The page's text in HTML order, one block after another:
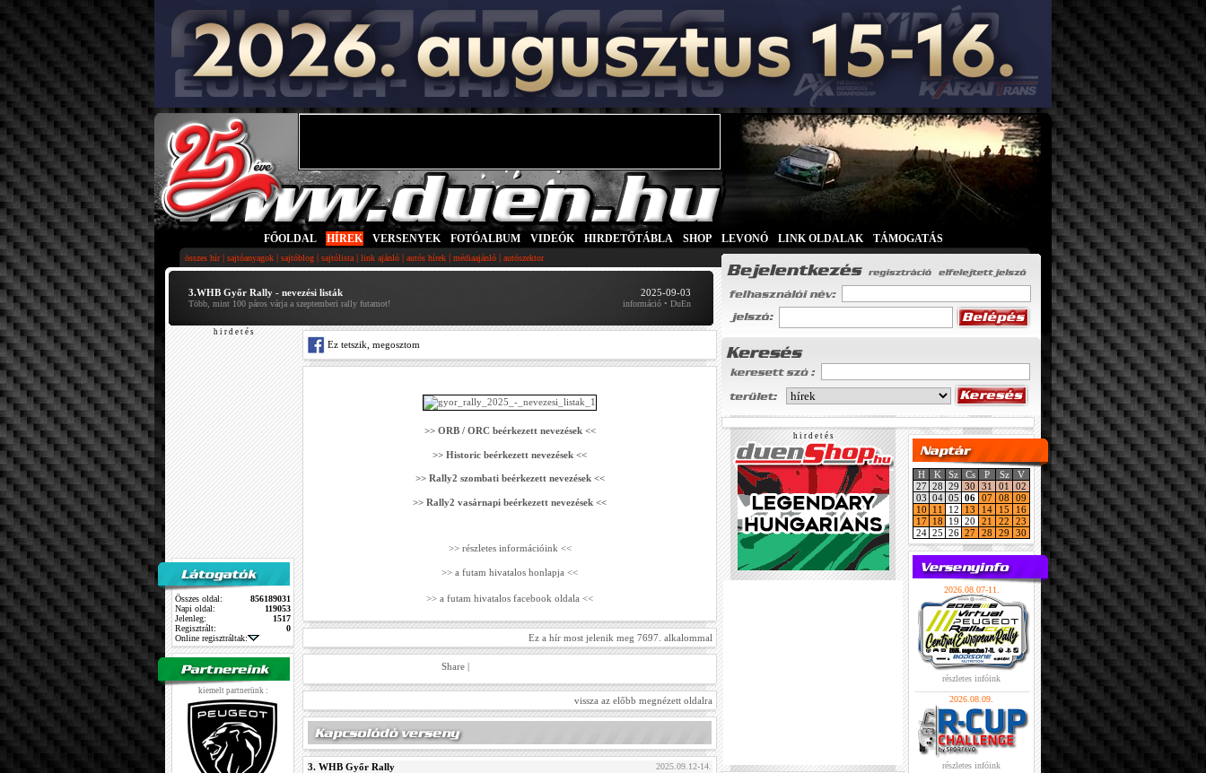
FŐOLDAL HÍREK VERSENYEK FOTÓALBUM VIDEÓK HIRDETŐTÁBLA SHOP LEVONÓ LINK OLDALAK TÁMOGATÁS
összes hír| sajtóanyagok | sajtóblog | sajtólista | link ajánló | autós hírek | médiaajánló | autószektor
3.WHB Győr Rally - nevezési listák
Több, mint 100 páros várja a szeptemberi rally futamot!
2025-09-03
információ • DuEn
h i r d e t é s
Összes oldal:
856189031
Napi oldal:
119053
Jelenleg:
1517
Regisztrált:
0
Online regisztráltak:
kiemelt partnerünk :
Ez tetszik, megosztom
>> ORB / ORC beérkezett nevezések <<
>> Historic beérkezett nevezések <<
>> Rally2 szombati beérkezett nevezések <<
>> Rally2 vasárnapi beérkezett nevezések <<
>> részletes információink <<
>> a futam hivatalos honlapja <<
>> a futam hivatalos facebook oldala <<
Ez a hír most jelenik meg 7697. alkalommal
Share |
vissza az előbb megnézett oldalra
3. WHB Győr Rally 2025.09.12-14.
h i r d e t é s
H K Sz Cs P Sz
V
27 28 29 30 31 01
02
03 04 05 06 07 08
09
10
11 12 13 14 15
16
17
18 19 20 21 22
23
24 25 26 27 28 29 30
2026.08.07-11.
részletes infóink
2026.08.09.
részletes infóink